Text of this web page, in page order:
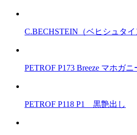
C.BECHSTEIN（ベヒシュタ
PETROF P173 Breeze マホガニ
PETROF P118 P1 黒艶出し